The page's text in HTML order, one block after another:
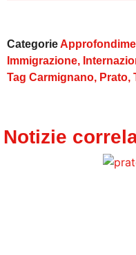
Categorie
Immigrazione,
Tag Carmignano, Prato,
Notizie